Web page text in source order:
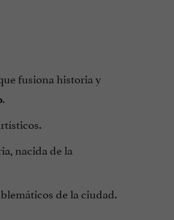
fusiona historia y
.
nacida de la
de la ciudad.